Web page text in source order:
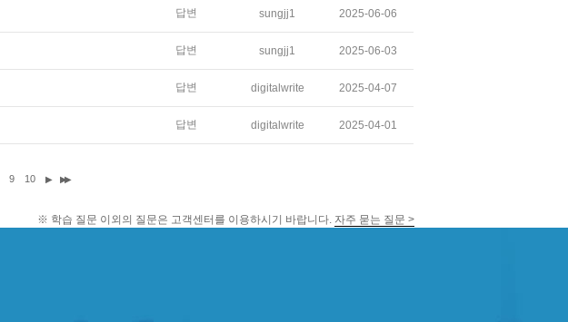
답변 sungjj1 2025-06-06
답변 sungjj1 2025-06-03
답변 digitalwrite 2025-04-07
답변 digitalwrite 2025-04-01
9 10 ▶ ▶▶
※ 학습 질문 이외의 질문은 고객센터를 이용하시기 바랍니다. 자주 묻는 질문 >